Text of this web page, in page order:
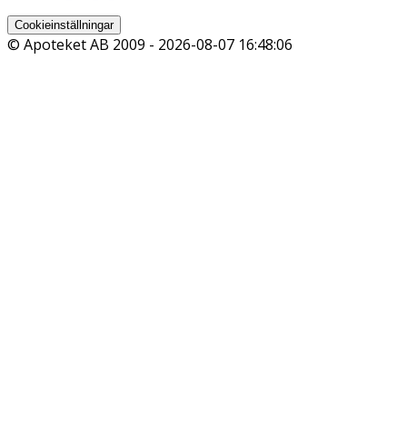
Cookieinställningar
© Apoteket AB 2009 - 2026-08-07 16:48:06